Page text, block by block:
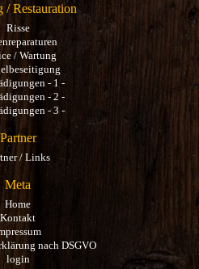
/ Restauration
Risse
/ Wartung
- 1 -
- 2 -
- 3 -
Partner
/ Links
Meta
Home
Kontakt
nach DSGVO
login